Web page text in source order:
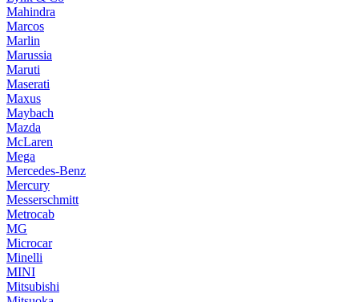
Mahindra
Marcos
Marlin
Marussia
Maruti
Maserati
Maxus
Maybach
Mazda
McLaren
Mega
Mercedes-Benz
Mercury
Messerschmitt
Metrocab
MG
Microcar
Minelli
MINI
Mitsubishi